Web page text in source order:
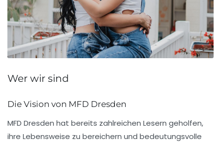
Wer wir sind
Die Vision von MFD Dresden
MFD Dresden hat bereits zahlreichen Lesern geholfen,
ihre Lebensweise zu bereichern und bedeutungsvolle